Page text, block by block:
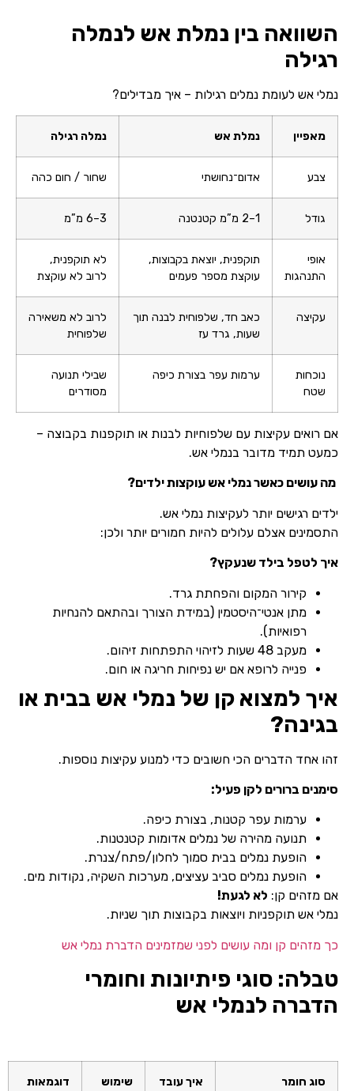
השוואה בין נמלת אש לנמלה
רגילה
נמלי אש לעומת נמלים רגילות – איך מבדילים?
מאפיין נמלת אש נמלה רגילה
צבע אדום־נחושתי שחור / חום כהה
גודל 1–2 מ”מ קטנטנה 3–6 מ”מ
אופי
התנהגות
תוקפנית, יוצאת בקבוצות,
עוקצת מספר פעמים
לא תוקפנית,
לרוב לא עוקצת
עקיצה
כאב חד, שלפוחית לבנה תוך
שעות, גרד עז
לרוב לא משאירה
שלפוחית
נוכחות
שטח
ערמות עפר בצורת כיפה
שבילי תנועה
מסודרים
אם רואים עקיצות עם שלפוחיות לבנות או תוקפנות בקבוצה –
כמעט תמיד מדובר בנמלי אש.
מה עושים כאשר נמלי אש עוקצות ילדים?
ילדים רגישים יותר לעקיצות נמלי אש.
התסמינים אצלם עלולים להיות חמורים יותר ולכן:
איך לטפל בילד שנעקץ?
קירור המקום והפחתת גרד.
מתן אנטי־היסטמין (במידת הצורך ובהתאם להנחיות
רפואיות).
מעקב 48 שעות לזיהוי התפתחות זיהום.
פנייה לרופא אם יש נפיחות חריגה או חום.
איך למצוא קן של נמלי אש בבית או
בגינה?
זהו אחד הדברים הכי חשובים כדי למנוע עקיצות נוספות.
סימנים ברורים לקן פעיל:
ערמות עפר קטנות, בצורת כיפה.
תנועה מהירה של נמלים אדומות קטנטנות.
הופעת נמלים בבית סמוך לחלון/פתח/צנרת.
הופעת נמלים סביב עציצים, מערכות השקיה, נקודות מים.
אם מזהים קן: לא לגעת!
נמלי אש תוקפניות ויוצאות בקבוצות תוך שניות.
כך מזהים קן ומה עושים לפני שמזמינים הדברת נמלי אש
טבלה: סוגי פיתיונות וחומרי
הדברה לנמלי אש
סוג חומר איך עובד
שימוש
דוגמאות